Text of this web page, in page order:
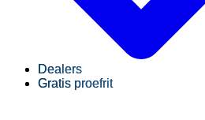
Dealers
Gratis proefrit